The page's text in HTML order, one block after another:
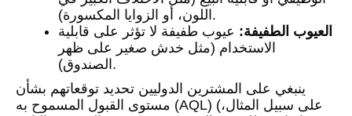
اللون، أو الزوايا المكسورة).
العيوب الطفيفة: عيوب طفيفة لا تؤثر على قابلية
الاستخدام (مثل خدش صغير على ظهر
الصندوق).
ينبغي على المشترين الدوليين تحديد توقعاتهم بشأن
مستوى القبول المسموح به (AQL) (على سبيل المثال،